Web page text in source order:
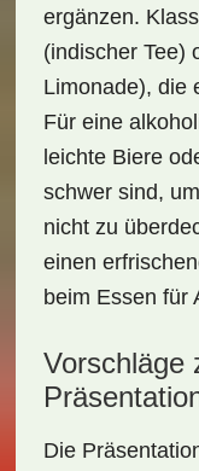
ergänzen.
(indischer Tee)
Limonade), die
Für eine
leichte Biere
schwer sind,
nicht zu
einen
beim Essen für
Vorschläge
Die